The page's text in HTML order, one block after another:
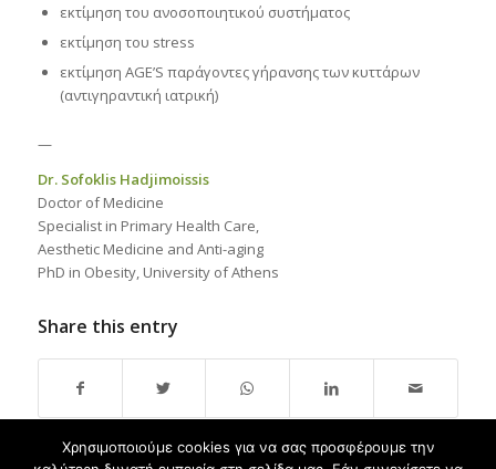
εκτίμηση του ανοσοποιητικού συστήματος
εκτίμηση του stress
εκτίμηση AGE’S παράγοντες γήρανσης των κυττάρων
(αντιγηραντική ιατρική)
—
Dr. Sofoklis Hadjimoissis
Doctor of Medicine
Specialist in Primary Health Care,
Aesthetic Medicine and Anti-aging
PhD in Obesity, University of Athens
Share this entry
Χρησιμοποιούμε cookies για να σας προσφέρουμε την